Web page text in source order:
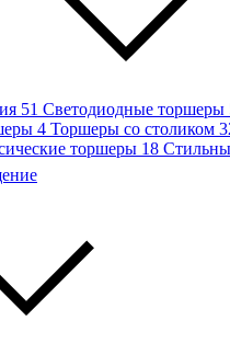
51 Светодиодные торшеры
4 Торшеры со столиком
торшеры 18